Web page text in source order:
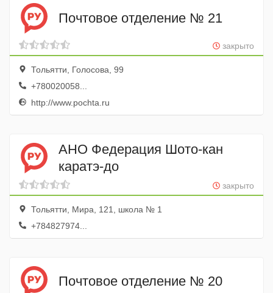
Почтовое отделение № 21
закрыто
Тольятти, Голосова, 99
+780020058...
http://www.pochta.ru
АНО Федерация Шото-кан
каратэ-до
закрыто
Тольятти, Мира, 121, школа № 1
+784827974...
Почтовое отделение № 20